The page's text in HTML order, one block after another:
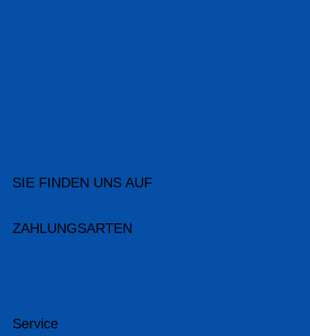
SIE FINDEN UNS AUF
ZAHLUNGSARTEN
Service